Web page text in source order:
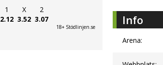
1
2.12
X
3.52
2
3.07
18+ Stödlinjen.se Info
Arena: